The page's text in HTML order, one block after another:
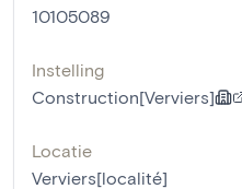
10105089
Instelling
Construction[Verviers]
Locatie
Verviers[localité]